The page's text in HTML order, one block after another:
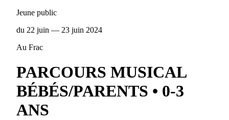
Jeune public
du 22 juin — 23 juin 2024
Au Frac
PARCOURS MUSICAL
BÉBÉS/PARENTS • 0-3
ANS